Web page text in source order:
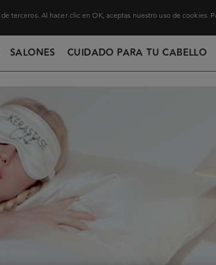
terceros. Al hacer clic en OK, aceptas nuestro uso de cookies.
SALONES CUIDADO PARA TU CABELLO